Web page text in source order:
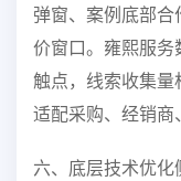
弹窗、案例底部合
价窗口。雍熙服务
触点，线索收集量
适配采购、经销商
六、底层技术优化